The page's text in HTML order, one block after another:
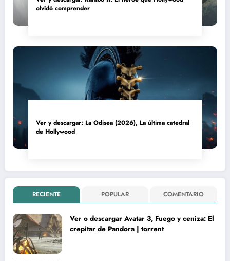
olvidó comprender
Ver y descargar: La Odisea (2026), La última catedral
de Hollywood
RECIENTE POPULAR COMENTARIO
Ver o descargar Avatar 3, Fuego y ceniza: El
crepitar de Pandora | torrent